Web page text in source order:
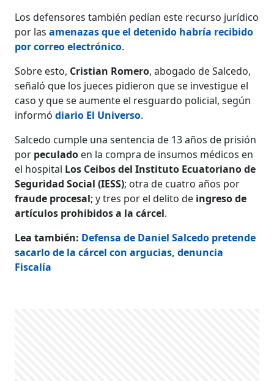
Los defensores también pedían este recurso jurídico
por lasamenazas que el detenido habría recibido
por correo electrónico.
Sobre esto, Cristian Romero, abogado de Salcedo,
señaló que los jueces pidieron que se investigue el
caso y que se aumente el resguardo policial, según
informódiario El Universo.
Salcedo cumple una sentencia de 13 años de prisión
por peculado en la compra de insumos médicos en
el hospital Los Ceibos del Instituto Ecuatoriano de
Seguridad Social (IESS); otra de cuatro años por
fraude procesal; y tres por el delito de ingreso de
artículos prohibidos a la cárcel.
Lea también: Defensa de Daniel Salcedo pretende
sacarlo de la cárcel con argucias, denuncia
Fiscalía